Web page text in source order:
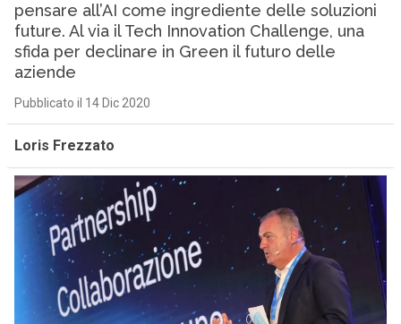
pensare all’AI come ingrediente delle soluzioni
future. Al via il Tech Innovation Challenge, una
sfida per declinare in Green il futuro delle
aziende
Pubblicato il 14 Dic 2020
Loris Frezzato